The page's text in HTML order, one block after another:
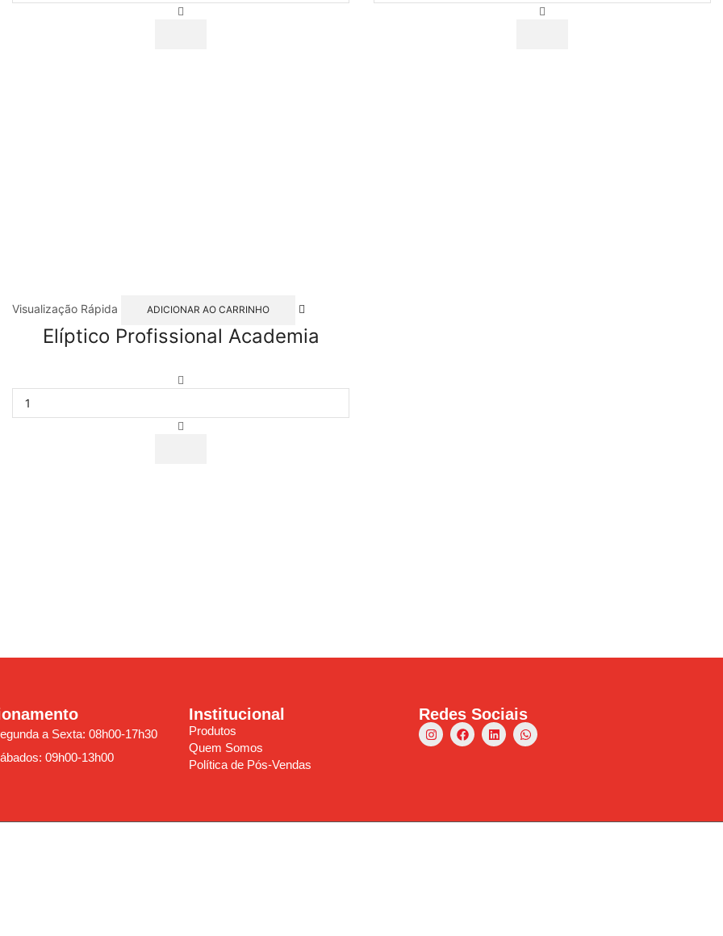
Visualização Rápida ADICIONAR AO CARRINHO
Elíptico Profissional Academia
a Sexta: 08h00-17h30
09h00-13h00
Institucional
Produtos
Quem Somos
Política de Pós-Vendas
Redes Sociais